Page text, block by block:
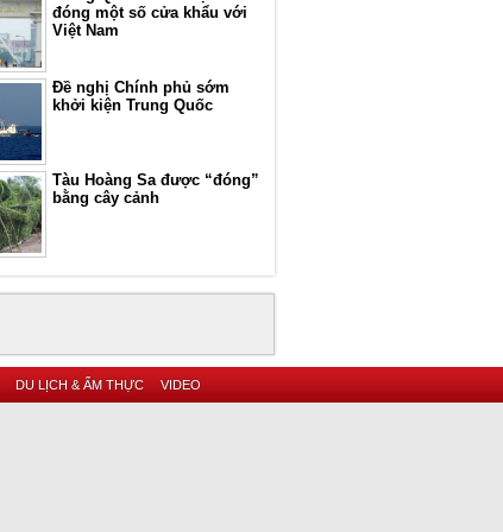
đóng một số cửa khẩu với
Việt Nam
Đề nghị Chính phủ sớm
khởi kiện Trung Quốc
Tàu Hoàng Sa được “đóng”
bằng cây cảnh
DU LỊCH & ẨM THỰC VIDEO